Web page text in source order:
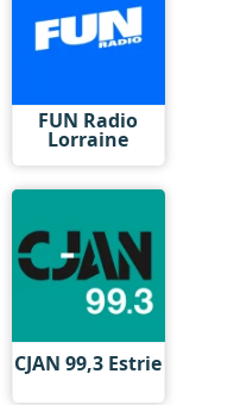
FUN Radio
Lorraine
CJAN 99,3 Estrie